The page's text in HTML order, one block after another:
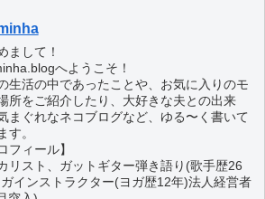
まして！
へようこそ！
生活の中であったことや、お気に入りのモ
所をご紹介したり、大好きな夫との出来
まぐれなネコブログなど、ゆる〜く書いて
す。
フィール】
リスト、ガットギター弾き語り(歌手歴26
インストラクター(ヨガ歴12年)法人経営者